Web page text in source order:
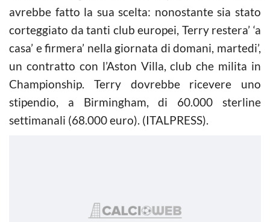
avrebbe fatto la sua scelta: nonostante sia stato
corteggiato da tanti club europei, Terry restera’ ‘a
casa’ e firmera’ nella giornata di domani, martedi’,
un contratto con l’Aston Villa, club che milita in
Championship. Terry dovrebbe ricevere uno
stipendio, a Birmingham, di 60.000 sterline
settimanali (68.000 euro). (ITALPRESS).